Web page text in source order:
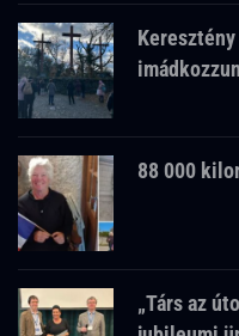
88 000
„Társ az